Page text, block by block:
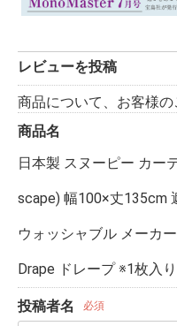
レビューを投稿
商品について、お客様の
商品名
日本製 スヌーピー カー
scape) 幅100×丈135cm
ウォッシャブル メーカ
Drape ドレープ ※1枚入り
投稿者名 必須